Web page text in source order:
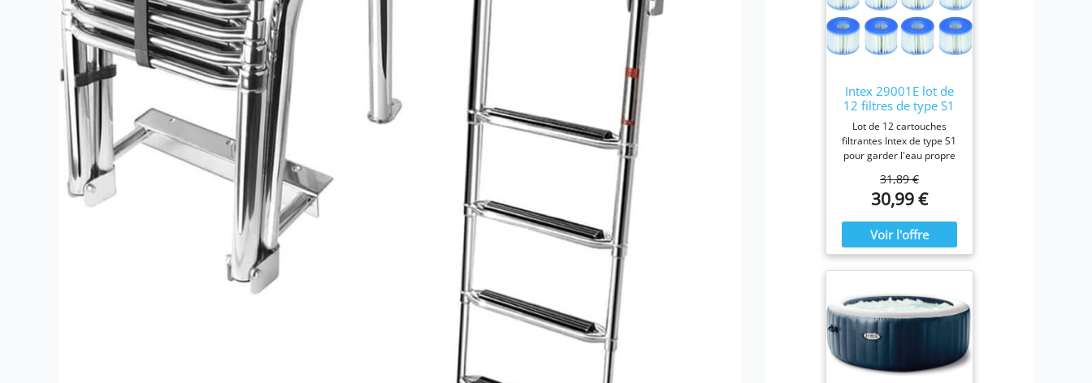
Intex 29001E lot de
12 filtres de type S1
Lot de 12 cartouches
filtrantes Intex de type S1
pour garder l'eau propre
efficacité maximale,
nettoyez les cartouches
remplacez-les une fois par
mois ou plus tôt Il est
fabriqué avec du papier
Dacron résistant facile à
filtration ultime.
Fonctionne avec tous les
modèles Intex PureSpa y
compris 28403E, 28407E,
28443E, 28453E, 28421E,
28423E, 28413E, et
31,89 €
30,99 €